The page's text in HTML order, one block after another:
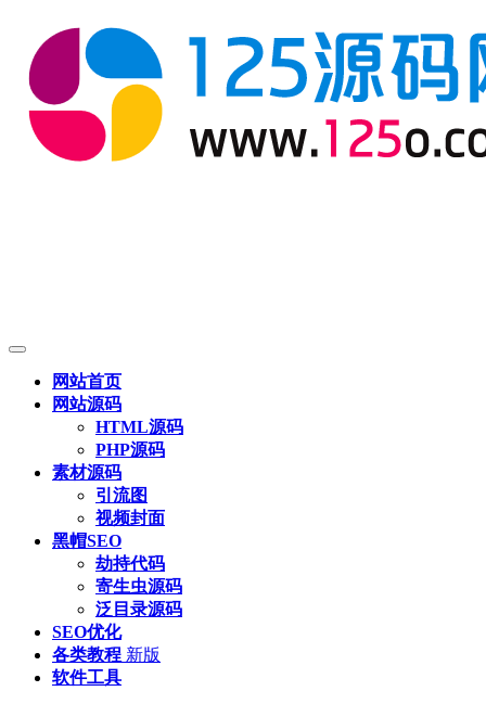
网站首页
网站源码
HTML源码
PHP源码
素材源码
引流图
视频封面
黑帽SEO
劫持代码
寄生虫源码
泛目录源码
SEO优化
各类教程 新版
软件工具